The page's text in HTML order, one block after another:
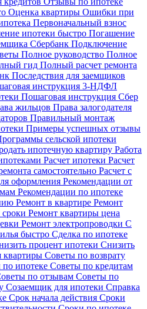
Оценка квартиры Ошибки при
Первоначальный взнос
ипотеки быстро Погашение
Сбербанк Подключение
Полное руководство Полное
гид Полный расчет ремонта
Последствия для заемщиков
инструкция 3-НДФЛ
Пошаговая инструкция Сбер
жильцов Права залогодателя
Правильный монтаж
Примеры успешных отзывы
сельской ипотеки
ипотечную квартиру Работа
Расчет ипотеки Расчет
самостоятельно Расчет с
оформления Рекомендации от
Рекомендации по ипотеке
Ремонт в квартире Ремонт
Ремонт квартиры цена
Ремонт электропроводки С
быстро Сделка по ипотеке
процент ипотеки Снизить
квартиры Советы по возврату
ипотеке Советы по кредитам
по отзывам Советы по
Созаемщик для ипотеки Справка
Срок начала действия Сроки